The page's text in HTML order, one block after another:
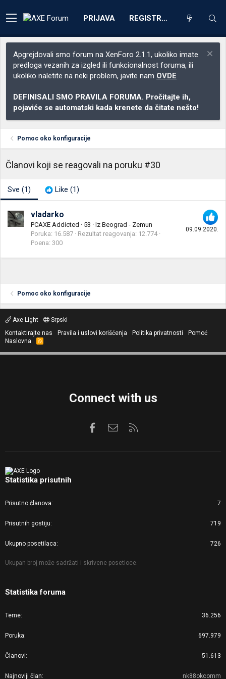
PRIJAVA REGISTRACIJA
Apgrejdovali smo forum na XenForo 2.1.1, ukoliko imate
predloga vezanih za izgled ili funkcionalnost foruma, ili
ukoliko naletite na neki problem, javite nam OVDE
DEFINISALI SMO PRAVILA FORUMA. Pročitajte ih,
pojaviće se automatski kada krenete da čitate nešto!
Pomoc oko konfiguracije
Članovi koji se reagovali na poruku #30
Sve (1) Like (1)
09.09.2020.
vladarko
PCAXE Addicted · 53 · Iz Beograd - Zemun
Poruka 16.587 Rezultat reagovanja 12.774
Poena 300
Pomoc oko konfiguracije
Axe Light
Srpski
Kontaktirajte nas
Pravila i uslovi korišćenja Politika privatnosti
Pomoć
Naslovna
R
S
Connect with us
FacebookKontaktirajte nas
Statistika prisutnih
Prisutno članova 7
Prisutnih gostiju 719
Ukupno posetilaca 726
Ukupan broj može sadržati i skrivene posetioce.
Statistika foruma
Teme 36.256
Poruka 697.979
Članovi 51.613
Najnoviji član nk88okcomm